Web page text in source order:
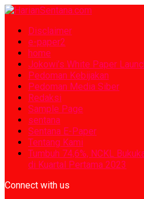
Disclaimer
e-paper2
home
Jokowi’s White Paper
Pedoman Kebijakan
Pedoman Media Siber
Redaksi
Sample Page
sentana
Sentana E-Paper
Tentang Kami
Tumbuh 74,6%, NCKL
di Kuartal Pertama 2023
Connect with us